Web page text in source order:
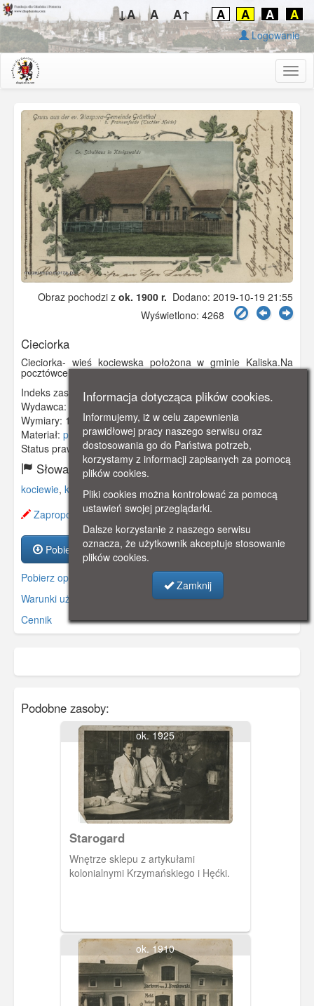
↓A A A↑ A A A A
Logowanie
Obraz pochodzi z ok. 1900 r. Dodano: 2019-10-19 21:55
Wyświetlono: 4268
Cieciorka
Cieciorka- wieś kociewska położona w gminie Kaliska.Na
pocztówce szkoła prowadzona przez wspólnotę ewangelicką.
Indeks zasobu:GSP00325
Wydawca:
Kirchenbauvereins in Frankenfelde-Dreidorff
Wymiary: 139 x 89 mm
Materiał: pocztówka
Status prawny:Użycie Niekomercyjne
Słowa kluczowe:
kociewie, kaliska, szkoła,wieś kociewska,
Zaproponuj zmianę opisu.
Pobierz zasób
Pobierz opis
Warunki używania zasobów.
Cennik
Podobne zasoby:
ok. 1925
Starogard
Wnętrze sklepu z artykułami
kolonialnymi Krzymańskiego i Hęćki.
ok. 1910
Informacja dotycząca plików cookies.
Informujemy, iż w celu zapewnienia
prawidłowej pracy naszego serwisu oraz
dostosowania go do Państwa potrzeb,
korzystamy z informacji zapisanych za pomocą
plików cookies.
Pliki cookies można kontrolować za pomocą
ustawień swojej przeglądarki.
Dalsze korzystanie z naszego serwisu
oznacza, że użytkownik akceptuje stosowanie
plików cookies.
Zamknij